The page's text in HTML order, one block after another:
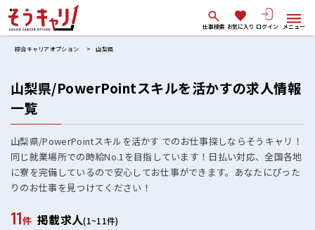
仕事検索 お気に入り ログイン メニュー
綜合キャリアオプション 山梨県
山梨県/PowerPointスキルを活かすの求人情報
一覧
山梨県/PowerPointスキルを活かす でのお仕事探しならそうキャリ！
同じ就業場所での時給No.1を目指しています！日払い対応、全国各地
に寮を完備しているので安心してお仕事ができます。あなたにぴった
りのお仕事を見つけてください！
11件 掲載求人(1~11件)